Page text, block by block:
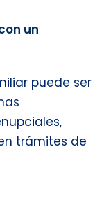
un
puede ser
trámites de